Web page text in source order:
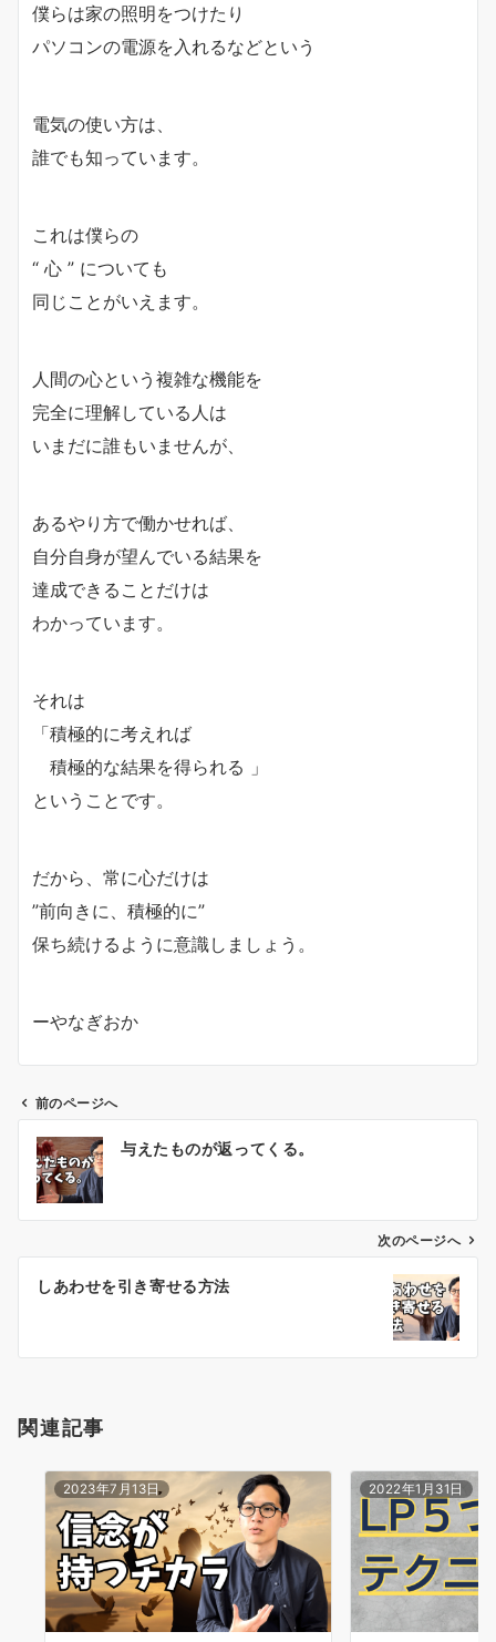
僕らは家の照明をつけたり
パソコンの電源を入れるなどという
電気の使い方は、
誰でも知っています。
これは僕らの
“ 心 ” についても
同じことがいえます。
人間の心という複雑な機能を
完全に理解している人は
いまだに誰もいませんが、
あるやり方で働かせれば、
自分自身が望んでいる結果を
達成できることだけは
わかっています。
それは
「積極的に考えれば
積極的な結果を得られる 」
ということです。
だから、常に心だけは
”前向きに、積極的に”
保ち続けるように意識しましょう。
ーやなぎおか
ン
前のページへ
与えたものが返ってくる。
次のページへ
しあわせを引き寄せる方法
関連記事
2023年7月13日 2022年1月31日